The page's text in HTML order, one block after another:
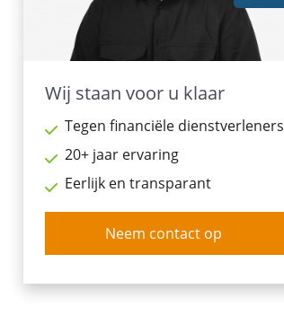
Wij staan voor u klaar
Tegen financiële dienstverleners
20+ jaar ervaring
Eerlijk en transparant
Neem contact op